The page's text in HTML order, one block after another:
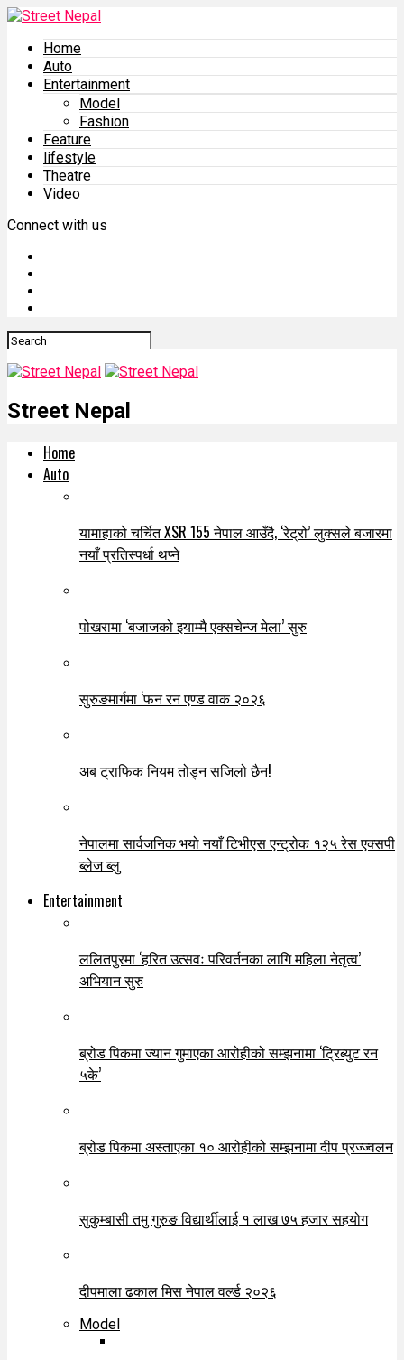
Home
Auto
Entertainment
Model
Fashion
Feature
lifestyle
Theatre
Video
Connect with us
Street Nepal
Home
Auto
यामाहाको चर्चित XSR 155 नेपाल आउँदै, ‘रेट्रो’ लुक्सले बजारमा
नयाँ प्रतिस्पर्धा थप्ने
पोखरामा ‘बजाजको झ्याम्मै एक्सचेन्ज मेला’ सुरु
सुरुङमार्गमा ‘फन रन एण्ड वाक २०२६
अब ट्राफिक नियम तोड्न सजिलो छैन!
नेपालमा सार्वजनिक भयो नयाँ टिभीएस एन्ट्रोक १२५ रेस एक्सपी
ब्लेज ब्लु
Entertainment
ललितपुरमा ‘हरित उत्सवः परिवर्तनका लागि महिला नेतृत्व’
अभियान सुरु
ब्रोड पिकमा ज्यान गुमाएका आरोहीको सम्झनामा ‘ट्रिब्युट रन
५के’
ब्रोड पिकमा अस्ताएका १० आरोहीको सम्झनामा दीप प्रज्ज्वलन
सुकुम्बासी तमु गुरुङ विद्यार्थीलाई १ लाख ७५ हजार सहयोग
दीपमाला ढकाल मिस नेपाल वर्ल्ड २०२६
Model